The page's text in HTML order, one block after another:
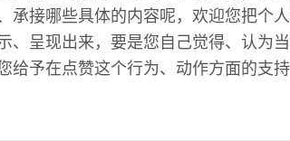
承接哪些具体的内容呢，欢迎您把个
、呈现出来，要是您自己觉得、认为
给予在点赞这个行为、动作方面的支持